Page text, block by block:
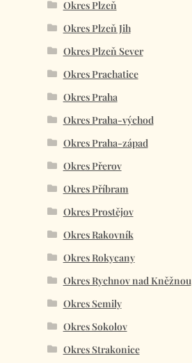
Okres Plzeň
Okres Plzeň Jih
Okres Plzeň Sever
Okres Prachatice
Okres Praha
Okres Praha-východ
Okres Praha-západ
Okres Přerov
Okres Příbram
Okres Prostějov
Okres Rakovník
Okres Rokycany
Okres Rychnov nad Kněžnou
Okres Semily
Okres Sokolov
Okres Strakonice